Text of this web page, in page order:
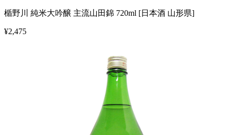
楯野川 純米大吟醸 主流山田錦 720ml [日本酒 山形県]
¥2,475